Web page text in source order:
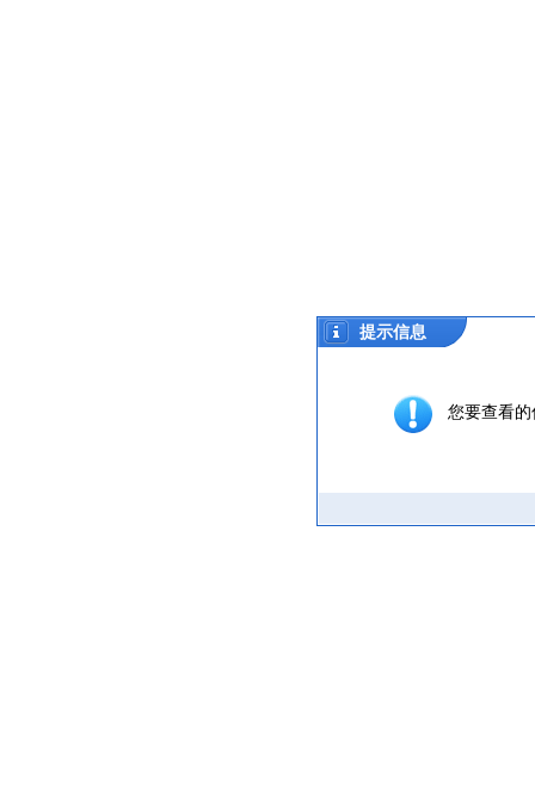
提示信息
您要查看